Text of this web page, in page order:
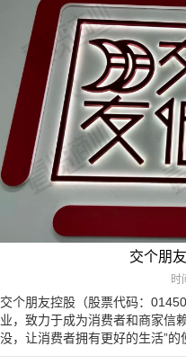
交个朋
时
交个朋友控股（股票代码：
业，致力于成为消费者和商家信
没，让消费者拥有更好的生活”的
期主义”为核心价值观，在直…